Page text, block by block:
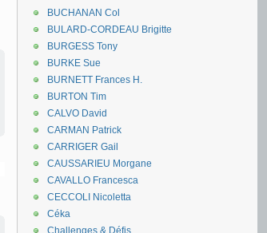
BUCHANAN Col
BULARD-CORDEAU Brigitte
BURGESS Tony
BURKE Sue
BURNETT Frances H.
BURTON Tim
CALVO David
CARMAN Patrick
CARRIGER Gail
CAUSSARIEU Morgane
CAVALLO Francesca
CECCOLI Nicoletta
Céka
Challenges & Défis